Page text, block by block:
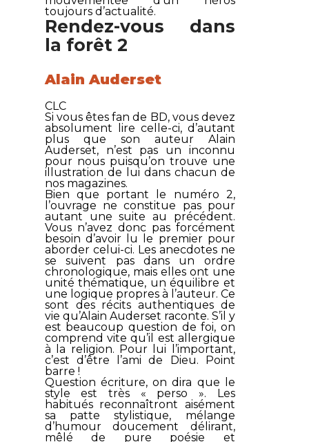
toujours d’actualité.
Rendez-vous dans
la forêt 2
Alain Auderset
CLC
Si vous êtes fan de BD, vous devez
absolument lire celle-ci, d’autant
plus que son auteur Alain
Auderset, n’est pas un inconnu
pour nous puisqu’on trouve une
illustration de lui dans chacun de
nos magazines.
Bien que portant le numéro 2,
l’ouvrage ne constitue pas pour
autant une suite au précédent.
Vous n’avez donc pas forcément
besoin d’avoir lu le premier pour
aborder celui-ci. Les anecdotes ne
se suivent pas dans un ordre
chronologique, mais elles ont une
unité thématique, un équilibre et
une logique propres à l’auteur. Ce
sont des récits authentiques de
vie qu’Alain Auderset raconte. S’il y
est beaucoup question de foi, on
comprend vite qu’il est allergique
à la religion. Pour lui l’important,
c’est d’être l’ami de Dieu. Point
barre !
Question écriture, on dira que le
style est très « perso ». Les
habitués reconnaîtront aisément
sa patte stylistique, mélange
d’humour doucement délirant,
mêlé de pure poésie et